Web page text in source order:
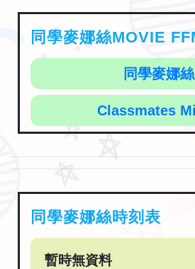
同學麥娜絲MOVIE
同學麥娜絲
Classmates
同學麥娜絲時刻表
暫時無資料